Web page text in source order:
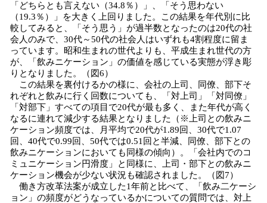
「どちらとも言えない（34.8％）」、「そう思わない
（19.3％）」を大きく上回りました。この結果を年代別に比
較してみると、「そう思う」が過半数となったのは20代の社
会人のみで、30代～50代の社会人はいずれも4割程度に留ま
っています。昭和生まれの世代よりも、平成生まれ世代の方
が、「飲みニケーション」の価値を感じている実態が浮き彫
りとなりました。（図6）
この結果を裏付けるかの様に、会社の上司、同僚、部下そ
れぞれと飲みに行く回数についても、「対上司」「対同僚」
「対部下」すべての項目で20代が最も多く、また年代が高く
なるに連れて減少する結果となりました（※上司との飲みニ
ケーション頻度では、月平均で20代が1.89回、30代で1.07
回、40代で0.99回、50代では0.51回と半減、同僚、部下との
飲みニケーションにおいても同様の傾向）。「会社内でのコ
ミュニケーション円滑度」と同様に、上司・部下との飲みニ
ケーション機会が少ない状況も確認されました。（図7）
働き方改革法案が成立した1年前と比べて、「飲み二ケーシ
ョン」の頻度がどうなっているかについての質問では、対上